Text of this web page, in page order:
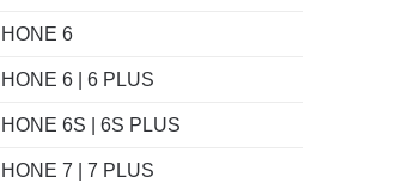
6
6 | 6 PLUS
6S | 6S PLUS
7 | 7 PLUS